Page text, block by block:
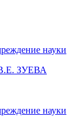
науки
ЗУЕВА
науки